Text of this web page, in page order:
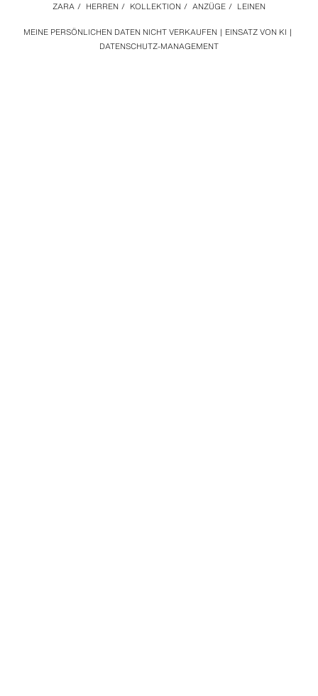
MEINE PERSÖNLICHEN DATEN NICHT VERKAUFEN
EINSATZ VON KI
DATENSCHUTZ-MANAGEMENT
ZARA / HERREN / KOLLEKTION / ANZÜGE / LEINEN